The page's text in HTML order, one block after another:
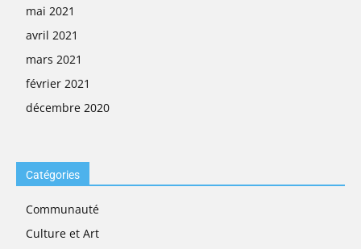
mai 2021
avril 2021
mars 2021
février 2021
décembre 2020
Catégories
Communauté
Culture et Art